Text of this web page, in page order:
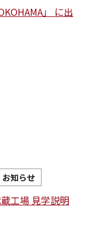
」 に出
お知らせ
工場 見学説明